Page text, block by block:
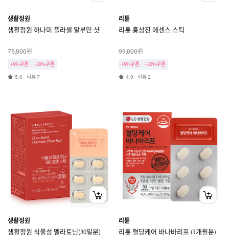
생활정원
생활정원 하나미 플라셀 알부민 샷
75,000원
+5%쿠폰 +20%쿠폰
5.0 리뷰7
리튠
리튠 홍삼진 에센스 스틱
99,000원
+5%쿠폰 +20%쿠폰
4.0 리뷰2
생활정원
생활정원 식물성 멜라토닌(30일분)
리튠
리튠 혈당케어 바나바리프 (1개월분)